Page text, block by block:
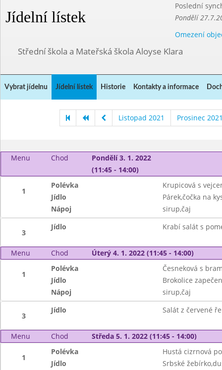
Jídelní lístek
Poslední
Pondělí
Omezení
Střední škola a Mateřská škola Aloyse Klara
Vybrat jídelnu Jídelní lístek Historie Kontakty a informace
Listopad 2021 Prosinec
Menu Chod
Pondělí 3. 1. 2022
(11:45 - 14:00)
1
Polévka
Krupicová s
Jídlo
Párek,čočka na
Nápoj
sirup,čaj
3
Jídlo Krabí salát s
Menu Chod Úterý 4. 1. 2022 (11:45 - 14:00)
1
Polévka
Česneková s
Jídlo
Brokolice
Nápoj
sirup,čaj
3
Jídlo Salát z červené
Menu Chod Středa 5. 1. 2022 (11:45 - 14:00)
1
Polévka
Hustá cizrnová
Jídlo
Srbské